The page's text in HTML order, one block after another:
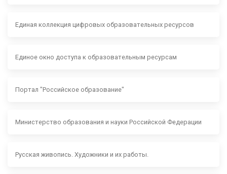
Единая коллекция цифровых образовательных ресурсов
Единое окно доступа к образовательным ресурсам
Портал "Российское образование"
Министерство образования и науки Российской Федерации
Русская живопись. Художники и их работы.